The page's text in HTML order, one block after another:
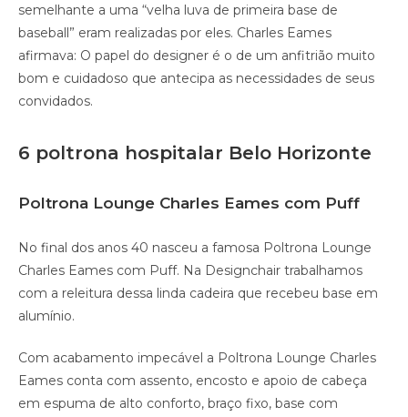
semelhante a uma “velha luva de primeira base de
baseball” eram realizadas por eles. Charles Eames
afirmava: O papel do designer é o de um anfitrião muito
bom e cuidadoso que antecipa as necessidades de seus
convidados.
6 poltrona hospitalar Belo Horizonte
Poltrona Lounge Charles Eames com Puff
No final dos anos 40 nasceu a famosa Poltrona Lounge
Charles Eames com Puff. Na Designchair trabalhamos
com a releitura dessa linda cadeira que recebeu base em
alumínio.
Com acabamento impecável a Poltrona Lounge Charles
Eames conta com assento, encosto e apoio de cabeça
em espuma de alto conforto, braço fixo, base com